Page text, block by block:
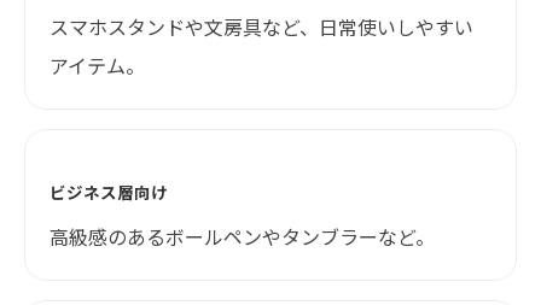
スマホスタンドや文房具など、日常使いしやすい
アイテム。
ビジネス層向け
高級感のあるボールペンやタンブラーなど。